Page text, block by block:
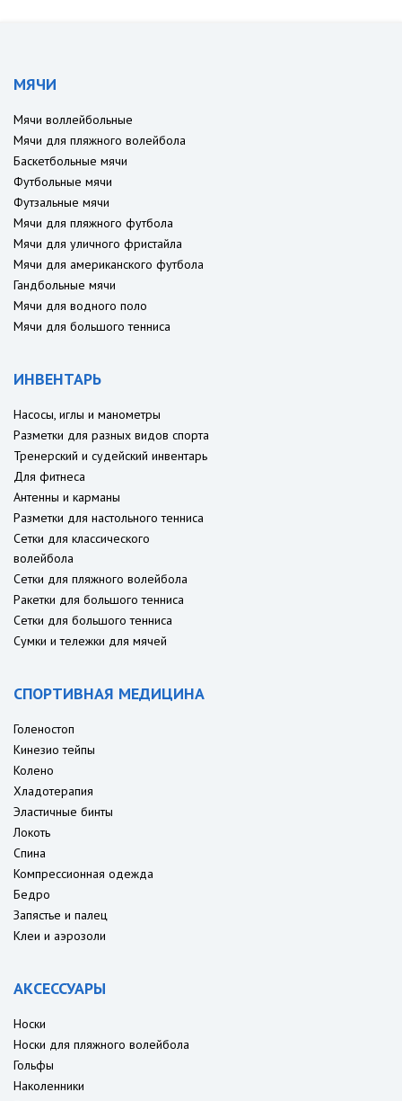
МЯЧИ
Мячи воллейбольные
Мячи для пляжного волейбола
Баскетбольные мячи
Футбольные мячи
Футзальные мячи
Мячи для пляжного футбола
Мячи для уличного фристайла
Мячи для американского футбола
Гандбольные мячи
Мячи для водного поло
Мячи для большого тенниса
ИНВЕНТАРЬ
Насосы, иглы и манометры
Разметки для разных видов спорта
Тренерский и судейский инвентарь
Для фитнеса
Антенны и карманы
Разметки для настольного тенниса
Сетки для классического
волейбола
Сетки для пляжного волейбола
Ракетки для большого тенниса
Сетки для большого тенниса
Сумки и тележки для мячей
СПОРТИВНАЯ МЕДИЦИНА
Голеностоп
Кинезио тейпы
Колено
Хладотерапия
Эластичные бинты
Локоть
Спина
Компрессионная одежда
Бедро
Запястье и палец
Клеи и аэрозоли
АКСЕССУАРЫ
Носки
Носки для пляжного волейбола
Гольфы
Наколенники